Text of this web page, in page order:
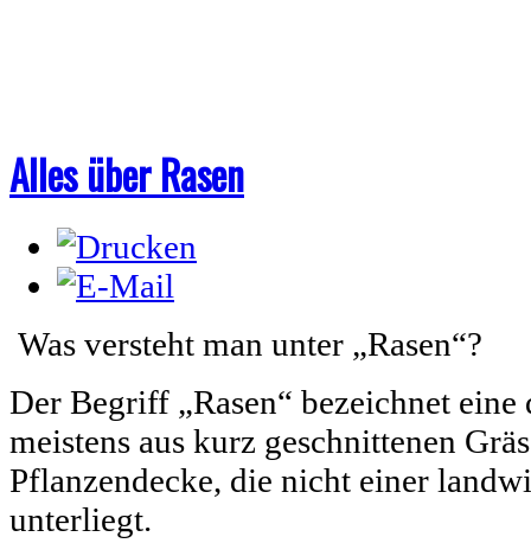
Alles über Rasen
Was versteht man unter „Rasen“?
Der Begriff „Rasen“ bezeichnet eine
meistens aus kurz geschnittenen
Pflanzendecke, die nicht einer
unterliegt.